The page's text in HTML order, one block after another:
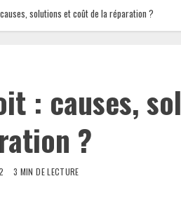
solutions et coût de la réparation ?
: causes,
?
3 MIN DE LECTURE